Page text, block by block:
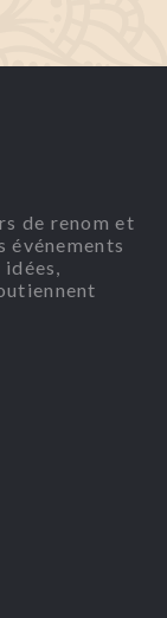
de renom et
événements